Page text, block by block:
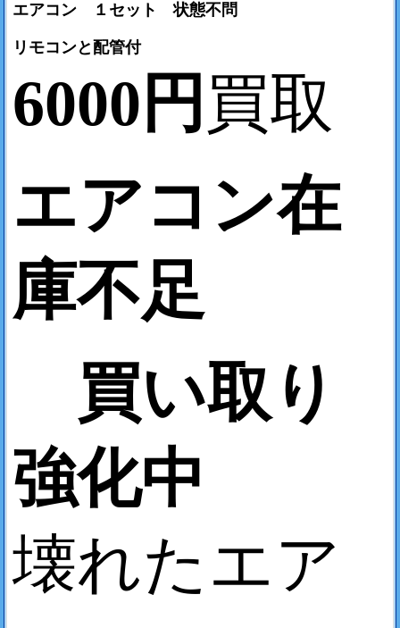
エアコン １セット 状態不問
リモコンと配管付
6000円 買取
エアコン在
庫不足
買い取り
強化中
壊れたエア